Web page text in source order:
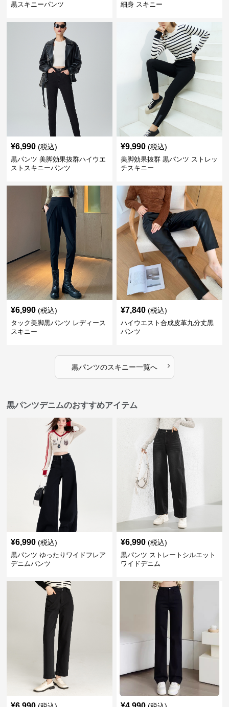
黒スキニーパンツ
細身 スキニー
¥6,990 (税込)
黒パンツ 美脚効果抜群ハイウエ
ストスキニーパンツ
¥9,990 (税込)
美脚効果抜群 黒パンツ ストレッ
チスキニー
¥6,990 (税込)
タック美脚黒パンツ レディース
スキニー
¥7,840 (税込)
ハイウエスト合成皮革九分丈黒
パンツ
黒パンツのスキニー一覧へ ›
黒パンツデニムのおすすめアイテム
¥6,990 (税込)
黒パンツ ゆったりワイドフレア
デニムパンツ
¥6,990 (税込)
黒パンツ ストレートシルエット
ワイドデニム